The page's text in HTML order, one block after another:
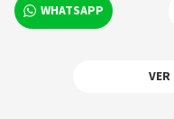
WHATSAPP